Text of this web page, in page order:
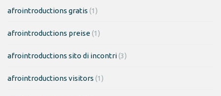
afrointroductions gratis (1)
afrointroductions preise(1)
afrointroductions sito di incontri(3)
afrointroductions visitors (1)